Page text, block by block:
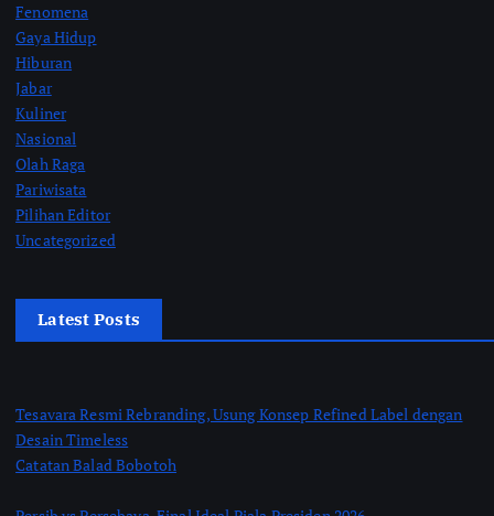
Fenomena
Gaya Hidup
Hiburan
Jabar
Kuliner
Nasional
Olah Raga
Pariwisata
Pilihan Editor
Uncategorized
Latest Posts
Tesavara Resmi Rebranding, Usung Konsep Refined Label dengan
Desain Timeless
Catatan Balad Bobotoh